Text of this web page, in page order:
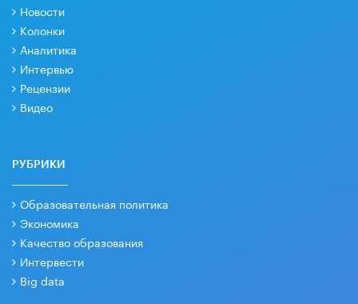
Новости
Колонки
Аналитика
Интервью
Рецензии
Видео
РУБРИКИ
Образовательная политика
Экономика
Качество образования
Интервести
Big data